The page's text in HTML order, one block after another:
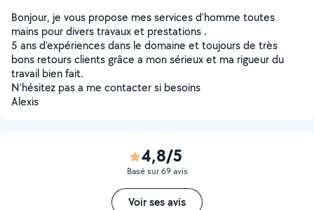
Bonjour, je vous propose mes services d'homme toutes
mains pour divers travaux et prestations .
5 ans d'expériences dans le domaine et toujours de très
bons retours clients grâce a mon sérieux et ma rigueur du
travail bien fait.
N'hésitez pas a me contacter si besoins
Alexis
4,8/5
Basé sur 69 avis
Voir ses avis